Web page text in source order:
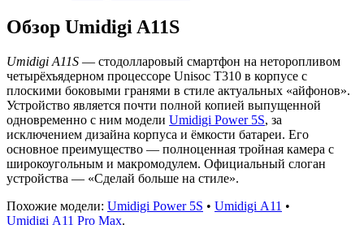
Обзор Umidigi A11S
Umidigi A11S — стодолларовый смартфон на неторопливом
четырёхъядерном процессоре Unisoc T310 в корпусе с
плоскими боковыми гранями в стиле актуальных «айфонов».
Устройство является почти полной копией выпущенной
одновременно с ним модели Umidigi Power 5S, за
исключением дизайна корпуса и ёмкости батареи. Его
основное преимущество — полноценная тройная камера с
широкоугольным и макромодулем. Официальный слоган
устройства — «Сделай больше на стиле».
Похожие модели: Umidigi Power 5S • Umidigi A11 •
Umidigi A11 Pro Max.